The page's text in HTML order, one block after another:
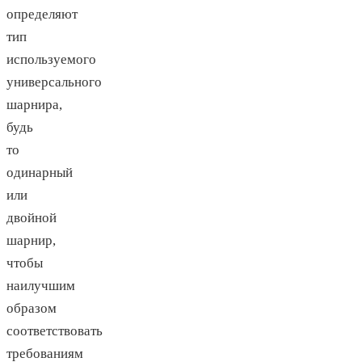
определяют
тип
используемого
универсального
шарнира,
будь
то
одинарный
или
двойной
шарнир,
чтобы
наилучшим
образом
соответствовать
требованиям